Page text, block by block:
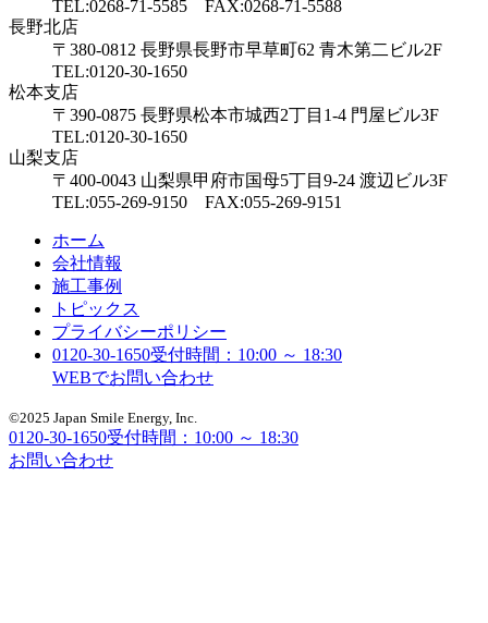
TEL:0268-71-5585 FAX:0268-71-5588
長野北店
〒380-0812 長野県長野市早草町62 青木第二ビル2F
TEL:0120-30-1650
松本支店
〒390-0875 長野県松本市城西2丁目1-4 門屋ビル3F
TEL:0120-30-1650
山梨支店
〒400-0043 山梨県甲府市国母5丁目9-24 渡辺ビル3F
TEL:055-269-9150 FAX:055-269-9151
ホーム
会社情報
施工事例
トピックス
プライバシーポリシー
0120-30-1650受付時間：10:00 ～ 18:30
WEBでお問い合わせ
©2025 Japan Smile Energy, Inc.
0120-30-1650受付時間：10:00 ～ 18:30
お問い合わせ